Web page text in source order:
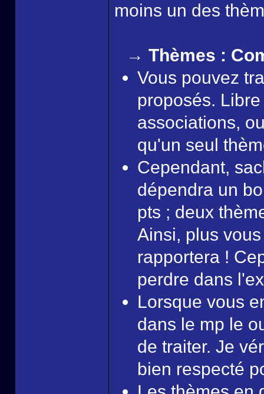
moins un des
→ Thèmes :
Vous pouvez
proposés.
associations,
qu'un seul
Cependant,
dépendra un
pts ; deux
Ainsi, plus
rapportera !
perdre dans
Lorsque vous
dans le mp le
de traiter. Je
bien respecté